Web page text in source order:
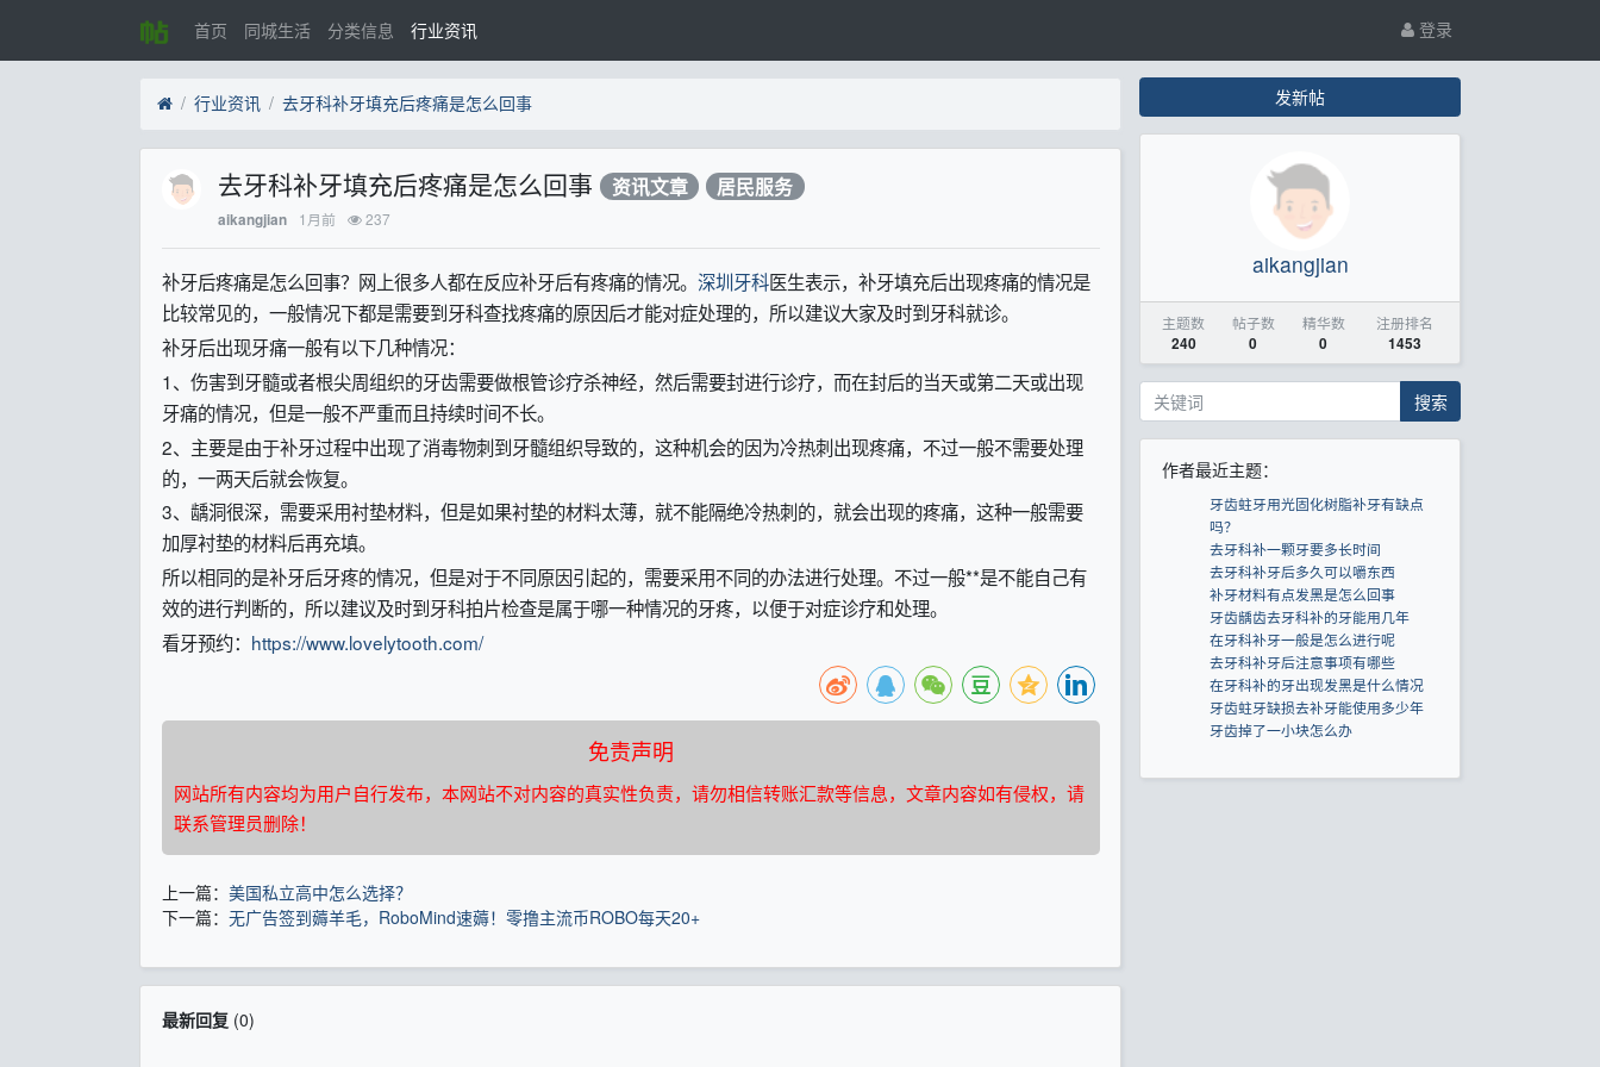
首页 同城生活 分类信息 行业资讯 登录
行业资讯 去牙科补牙填充后疼痛是怎么回事
去牙科补牙填充后疼痛是怎么回事 资讯文章 居民服务
aikangjian 1月前 237
补牙后疼痛是怎么回事？网上很多人都在反应补牙后有疼痛的情况。 深圳牙科医生表示，补牙填充后出现疼痛的情况是
比较常见的，一般情况下都是需要到牙科查找疼痛的原因后才能对症处理的，所以建议大家及时到牙科就诊。
补牙后出现牙痛一般有以下几种情况：
1、伤害到牙髓或者根尖周组织的牙齿需要做根管诊疗杀神经，然后需要封进行诊疗，而在封后的当天或第二天或出现
牙痛的情况，但是一般不严重而且持续时间不长。
2、主要是由于补牙过程中出现了消毒物刺到牙髓组织导致的，这种机会的因为冷热刺出现疼痛，不过一般不需要处理
的，一两天后就会恢复。
3、龋洞很深，需要采用衬垫材料，但是如果衬垫的材料太薄，就不能隔绝冷热刺的，就会出现的疼痛，这种一般需要
加厚衬垫的材料后再充填。
所以相同的是补牙后牙疼的情况，但是对于不同原因引起的，需要采用不同的办法进行处理。不过一般**是不能自己有
效的进行判断的，所以建议及时到牙科拍片检查是属于哪一种情况的牙疼，以便于对症诊疗和处理。
看牙预约： https://www.lovelytooth.com/
免责声明
网站所有内容均为用户自行发布，本网站不对内容的真实性负责，请勿相信转账汇款等信息，文章内容如有侵权，请
联系管理员删除！
上一篇： 美国私立高中怎么选择？
下一篇： 无广告签到薅羊毛，RoboMind速薅！零撸主流币ROBO每天20+
最新回复(0)
发新帖
aikangjian
主题数
240
帖子数
0
精华数
0
注册排名
1453
搜索
作者最近主题：
牙齿蛀牙用光固化树脂补牙有缺点
吗？
去牙科补一颗牙要多长时间
去牙科补牙后多久可以嚼东西
补牙材料有点发黑是怎么回事
牙齿龋齿去牙科补的牙能用几年
在牙科补牙一般是怎么进行呢
去牙科补牙后注意事项有哪些
在牙科补的牙出现发黑是什么情况
牙齿蛀牙缺损去补牙能使用多少年
牙齿掉了一小块怎么办